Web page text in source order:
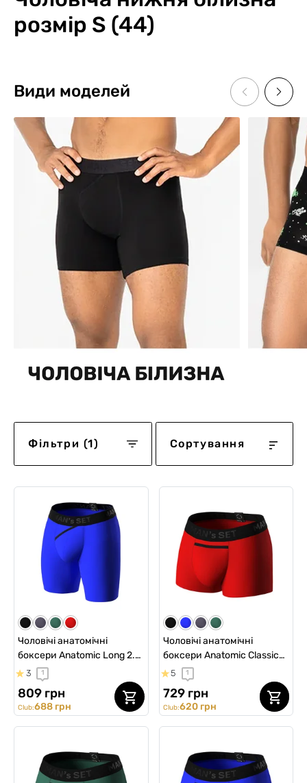
розмір S (44)
Види моделей
Фільтри (1) Сортування
Чоловічі анатомічні
боксери Anatomic Long 2.1
Black Series Micromodal,
електрик
3 1
809 грн
Club:688 грн
Чоловічі анатомічні
боксери Anatomic Classic
Black Series Micromodal,
червоний
5 1
729 грн
Club:620 грн